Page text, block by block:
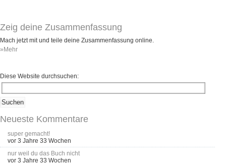
Zeig deine Zusammenfassung
Mach jetzt mit und teile deine Zusammenfassung online.
»Mehr
Diese Website durchsuchen:
Neueste Kommentare
super gemacht!
vor 3 Jahre 33 Wochen
nur weil du das Buch nicht
vor 3 Jahre 33 Wochen